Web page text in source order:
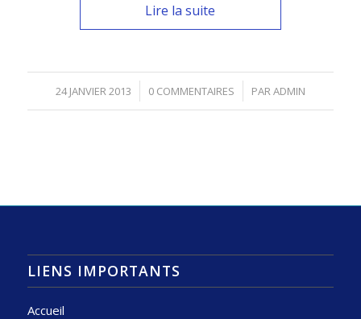
Lire la suite
24 JANVIER 2013
/ 0 COMMENTAIRES
/ PARADMIN
LIENS IMPORTANTS
Accueil